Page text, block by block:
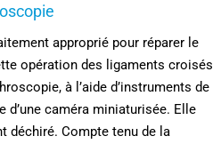
approprié pour réparer le
opération des ligaments croisés
à l’aide d’instruments de
d’une caméra miniaturisée. Elle
déchiré. Compte tenu de la